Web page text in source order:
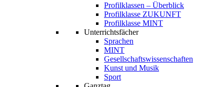
Profilklassen – Überblick
Profilklasse ZUKUNFT
Profilklasse MINT
Unterrichtsfächer
Sprachen
MINT
Gesellschaftswissenschaften
Kunst und Musik
Sport